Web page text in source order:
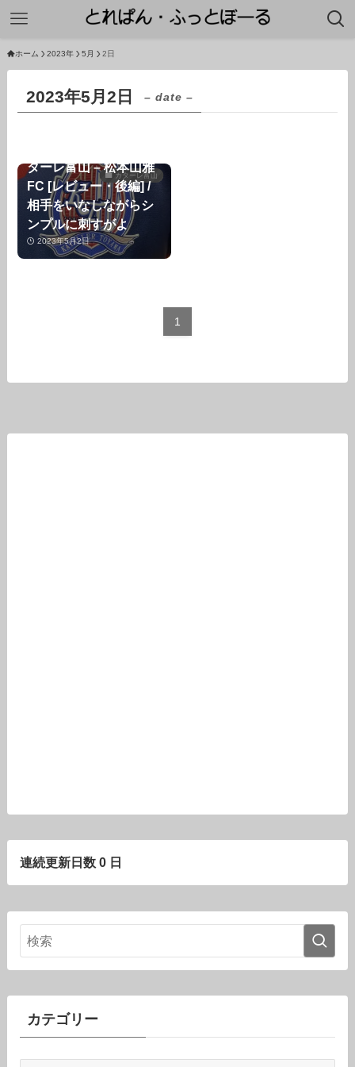
ホーム 2023年 5月 2日
2023年5月2日 – date –
カターレ富山
ターレ富山 – 松本山雅
FC [レビュー・後編] /
相手をいなしながらシ
ンプルに刺すがよ
2023年5月2日
1
連続更新日数 0 日
カテゴリー